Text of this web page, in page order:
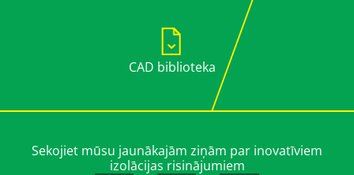
CAD biblioteka
Sekojiet mūsu jaunākajām ziņām par inovatīviem
izolācijas risinājumiem